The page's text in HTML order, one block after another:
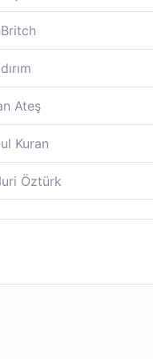
[30,21]
Ateş
Kuran
Öztürk